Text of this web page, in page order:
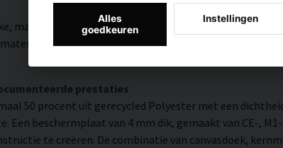
matte textuur met natuurlijke warmte en een
versmelten de HP Latex-inkten met het
prestaties
50 procent uit gerecycled Polyester met een
Een beschermplaat van 4 mm dik, gemaakt van CE-,
te creëren. De combinatie van canvasdoek,
Alles
goedkeuren
Instellingen